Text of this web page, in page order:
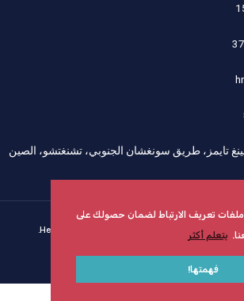
تعريف الارتباط لضمان حصولك على
يتعلم أكثر
فهمتها!
مدعوم من Henan Sicheng